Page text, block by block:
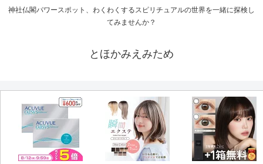
神社仏閣パワースポット、わくわくするスピリチュアルの世界を一緒に探検し
てみませんか？
とほかみえみため